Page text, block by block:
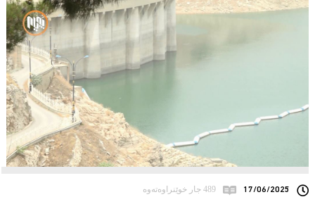
17/06/2025 489 جار خوێنراوەتەوە